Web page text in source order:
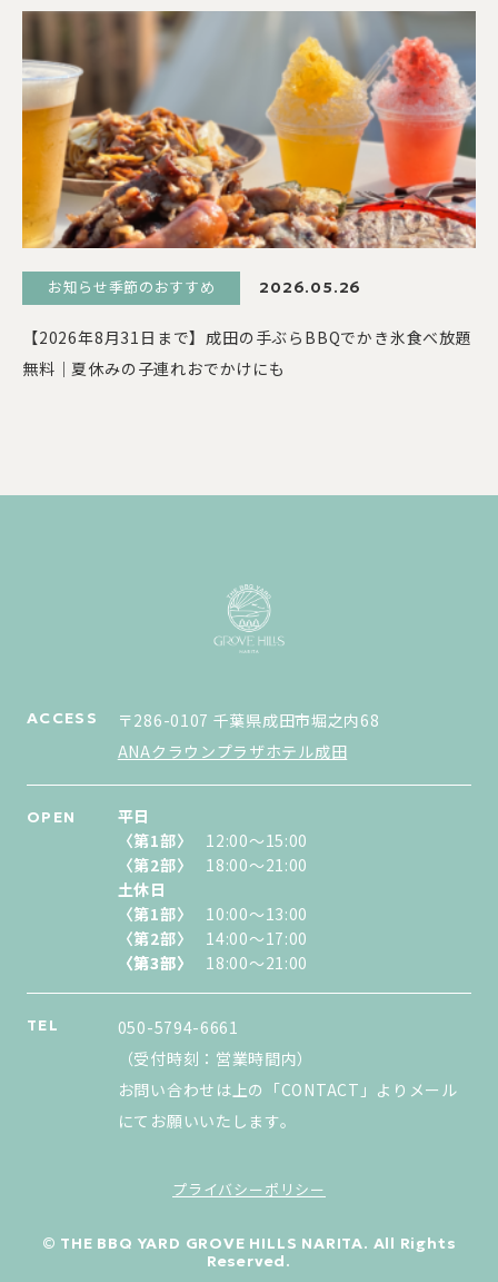
お知らせ季節のおすすめ 2026.05.26
【2026年8月31日まで】成田の手ぶらBBQでかき氷食べ放題
無料｜夏休みの子連れおでかけにも
ACCESS
〒286-0107 千葉県成田市堀之内68
ANAクラウンプラザホテル成田
OPEN 平日
土休日
〈第1部〉
〈第1部〉
12:00〜15:00
10:00〜13:00
〈第2部〉
〈第2部〉
18:00〜21:00
14:00〜17:00
〈第3部〉
〈第3部〉 18:00〜21:00
TEL
050-5794-6661
（受付時刻：営業時間内）
お問い合わせは上の「CONTACT」よりメール
にてお願いいたします。
プライバシーポリシー
© THE BBQ YARD GROVE HILLS NARITA. All Rights
Reserved.